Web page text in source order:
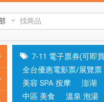
7-11 電子票券(可即
全台優惠電影票/展覽票
美容 SPA 按摩
澎湖
中區 美食
溫泉 泡湯